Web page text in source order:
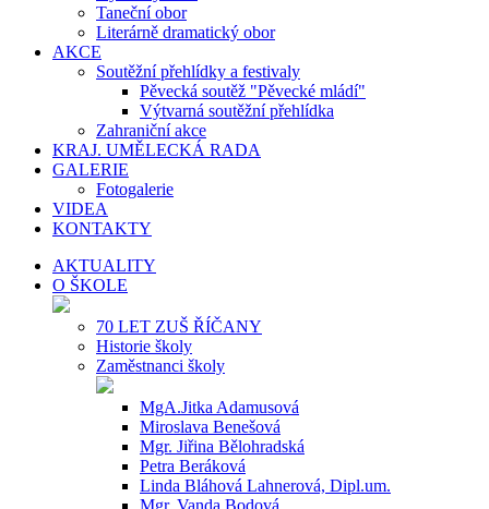
Taneční obor
Literárně dramatický obor
AKCE
Soutěžní přehlídky a festivaly
Pěvecká soutěž "Pěvecké mládí"
Výtvarná soutěžní přehlídka
Zahraniční akce
KRAJ. UMĚLECKÁ RADA
GALERIE
Fotogalerie
VIDEA
KONTAKTY
AKTUALITY
O ŠKOLE
70 LET ZUŠ ŘÍČANY
Historie školy
Zaměstnanci školy
MgA.Jitka Adamusová
Miroslava Benešová
Mgr. Jiřina Bělohradská
Petra Beráková
Linda Bláhová Lahnerová, Dipl.um.
Mgr. Vanda Bodová